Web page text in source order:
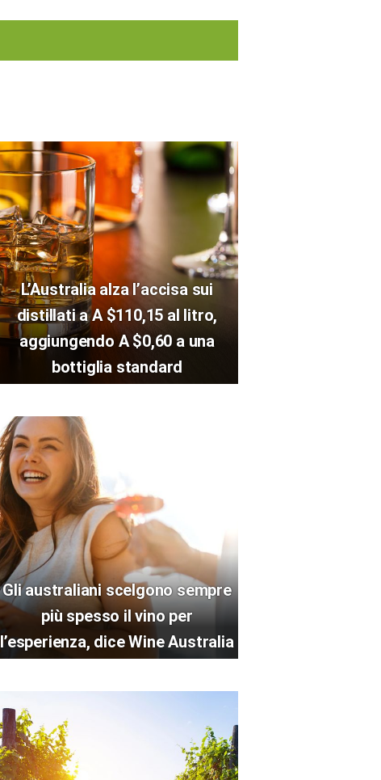
L’Australia alza l’accisa sui
distillati a A $110,15 al litro,
aggiungendo A $0,60 a una
bottiglia standard
Gli australiani scelgono sempre
più spesso il vino per
l’esperienza, dice Wine Australia